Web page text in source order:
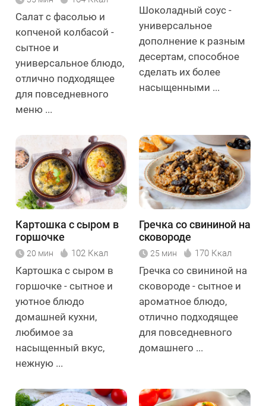
Салат с фасолью и
копченой колбасой -
сытное и
универсальное блюдо,
отлично подходящее
для повседневного
меню ...
Шоколадный соус -
универсальное
дополнение к разным
десертам, способное
сделать их более
насыщенными ...
Картошка с сыром в
горшочке
20 мин 102 Ккал
Картошка с сыром в
горшочке - сытное и
уютное блюдо
домашней кухни,
любимое за
насыщенный вкус,
нежную ...
Гречка со свининой на
сковороде
25 мин 170 Ккал
Гречка со свининой на
сковороде - сытное и
ароматное блюдо,
отлично подходящее
для повседневного
домашнего ...